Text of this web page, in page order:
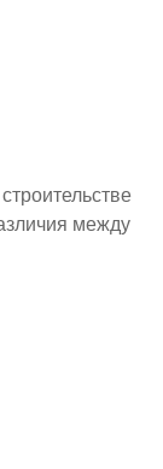
между